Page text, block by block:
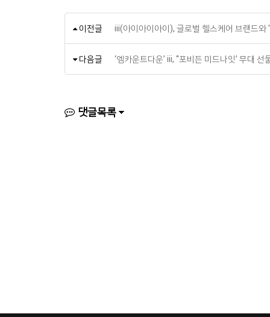
이전글 iii(아이아이아이), 글로벌 헬스케어 브랜드와
다음글 ‘엠카운트다운’ iii, ‘'포비든 미드나잇’ 무대
댓글목록